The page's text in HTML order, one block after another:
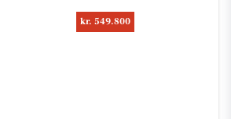
kr. 549.800